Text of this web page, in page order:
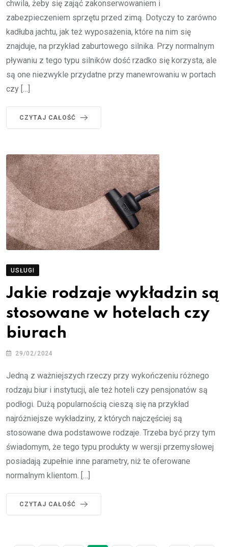
chwila, żeby się zająć zakonserwowaniem i
zabezpieczeniem sprzętu przed zimą. Dotyczy to zarówno
kadłuba jachtu, jak też wyposażenia, które na nim się
znajduje, na przykład zaburtowego silnika. Przy normalnym
pływaniu z tego typu silników dość rzadko się korzysta, ale
są one niezwykle przydatne przy manewrowaniu w portach
czy […]
CZYTAJ CAŁOŚĆ
USŁUGI
Jakie rodzaje wykładzin są
stosowane w hotelach czy
biurach
29/02/2024
Jedną z ważniejszych rzeczy przy wykończeniu różnego
rodzaju biur i instytucji, ale też hoteli czy pensjonatów są
podłogi. Dużą popularnością cieszą się na przykład
najróżniejsze wykładziny, z których najczęściej są
stosowane dwa podstawowe rodzaje. Trzeba być przy tym
świadomym, że tego typu produkty w wersji przemysłowej
posiadają zupełnie inne parametry, niż te oferowane
normalnym klientom. […]
CZYTAJ CAŁOŚĆ